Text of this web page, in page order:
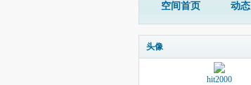
空间首页 动态
头像
hit2000